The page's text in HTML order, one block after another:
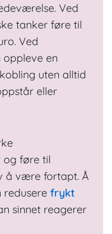
Ved
tanker føre til
Ved
oppleve en
uten alltid
eller
og føre til
å være fortapt. Å
redusere frykt
sinnet reagerer